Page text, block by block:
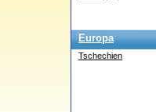
Europa
Tschechien